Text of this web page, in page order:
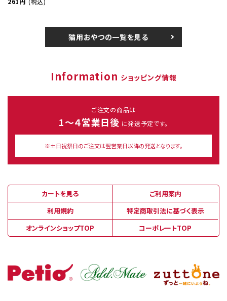
猫用おやつの一覧を見る
Information ショッピング情報
ご注文の商品は
1～４営業日後 に発送予定です。
※土日祝祭日のご注文は翌営業日以降の発送となります。
カートを見る
ご利用案内
利用規約
特定商取引法に基づく表示
オンラインショップTOP
コーポレートTOP